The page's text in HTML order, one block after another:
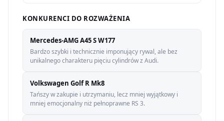
KONKURENCI DO ROZWAŻENIA
Mercedes-AMG A45 S W177
Bardzo szybki i technicznie imponujący rywal, ale bez
unikalnego charakteru pięciu cylindrów z Audi.
Volkswagen Golf R Mk8
Tańszy w zakupie i utrzymaniu, lecz mniej wyjątkowy i
mniej emocjonalny niż pełnoprawne RS 3.